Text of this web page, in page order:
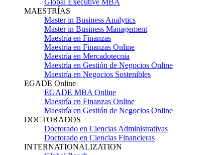
Global Executive MBA
MAESTRÍAS
Master in Business Analytics
Master in Business Management
Maestría en Finanzas
Maestría en Finanzas Online
Maestría en Mercadotecnia
Maestría en Gestión de Negocios Online
Maestría en Negocios Sostenibles
EGADE Online
EGADE MBA Online
Maestría en Finanzas Online
Maestría en Gestión de Negocios Online
DOCTORADOS
Doctorado en Ciencias Administrativas
Doctorado en Ciencias Financieras
INTERNATIONALIZATION